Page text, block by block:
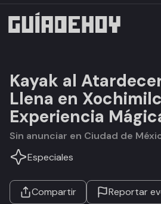
Kayak al
Llena en
Experiencia
Sin anunciar en Ciudad de
Especiales
Compartir Reportar